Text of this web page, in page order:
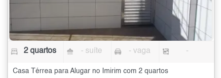
2 quartos - suíte - vaga -
Casa Térrea para Alugar no Imirim com 2 quartos